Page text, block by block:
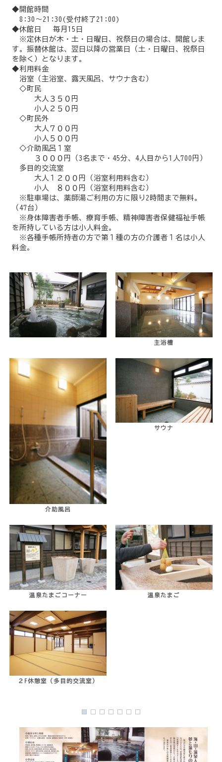
◆開館時間
8:30～21:30(受付終了21:00)
◆休館日 毎月15日
※定休日が木・土・日曜日、祝祭日の場合は、開館しま
す。振替休館は、翌日以降の営業日（土・日曜日、祝祭日
を除く）となります。
◆利用料金
浴室（主浴室、露天風呂、サウナ含む）
◇町民
大人３５０円
小人２５０円
◇町民外
大人７００円
小人５００円
◇介助風呂１室
３０００円（3名まで・45分、4人目から1人700円）
多目的交流室
大人１２００円（浴室利用料含む）
小人 ８００円（浴室利用料含む）
※駐車場は、薬師湯ご利用の方に限り2時間まで無料。
（47台）
※身体障害者手帳、療育手帳、精神障害者保健福祉手帳
を所持している方は小人料金。
※各種手帳所持者の方で第１種の方の介護者１名は小人
料金。
主浴槽
介助風呂
サウナ
温泉たまごコーナー 温泉たまご
２F休憩室（多目的交流室）